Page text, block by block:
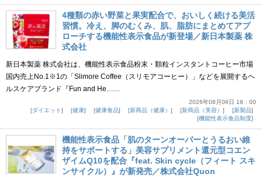
4種類の赤い野菜と果実配合で、おいしく続ける美活
習慣。冷え、脚のむくみ、肌、脂肪にまとめてアプ
ローチする機能性表示食品が新登場／新日本製薬 株
式会社
新日本製薬 株式会社は、機能性表示食品粉末・顆粒インスタントコーヒー市場
国内売上No.1※1の「Slimore Coffee（スリモアコーヒー）」などを展開するヘ
ルスケアブランド『Fun and He……
2026年08月06日 18：00
ダイエット
健康 健康食品 新商品（健康） 新商品（美容）
新製品
機能性表示食品制度
機能性表示食品「肌のターンオーバーとうるおい維
持をサポートする」美容サプリメント還元型コエン
ザイムQ10を配合『feat. Skin cycle（フィート スキ
ンサイクル）』が新発売／株式会社Quon